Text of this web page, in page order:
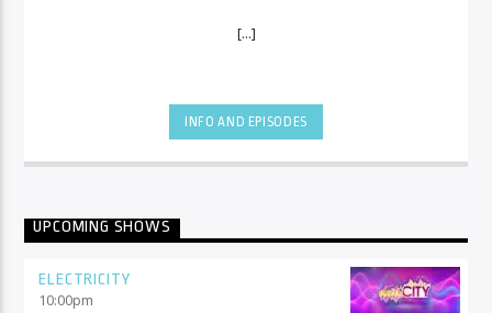
[...]
INFO AND EPISODES
UPCOMING SHOWS
ELECTRICITY
10:00pm